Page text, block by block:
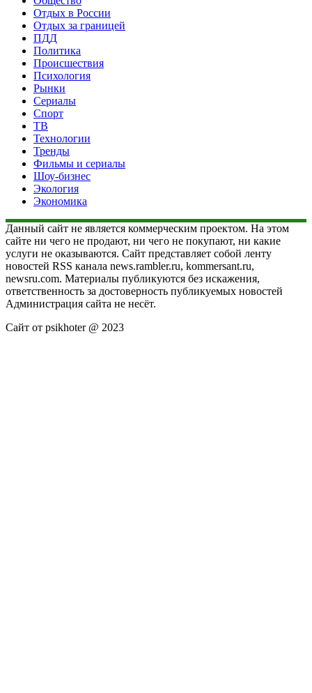
Отдых в России
Отдых за границей
ПДД
Политика
Происшествия
Психология
Рынки
Сериалы
Спорт
ТВ
Технологии
Тренды
Фильмы и сериалы
Шоу-бизнес
Экология
Экономика
Данный сайт не является коммерческим проектом. На этом
сайте ни чего не продают, ни чего не покупают, ни какие
услуги не оказываются. Сайт представляет собой ленту
новостей RSS канала news.rambler.ru, kommersant.ru,
newsru.com. Материалы публикуются без искажения,
ответственность за достоверность публикуемых новостей
Администрация сайта не несёт.
Сайт от psikhoter @ 2023